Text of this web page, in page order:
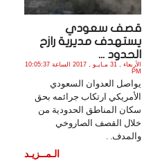
قصف سعودي
يستهدف مديرية رازح
الحدود ...
الأربعاء , 31 مـايـو , 2017 الساعة 10:05:37
PM
يواصل العدوان السعودي
الأمريكي ارتكاب جرائمه بحق
سكان المناطق الحدودية من
خلال القصف الصاروخي
والمدف. .
الـمــزيـد